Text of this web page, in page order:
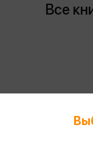
Все
Подробнее о